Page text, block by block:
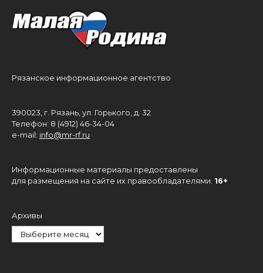
Рязанское информационное агентство
390023, г. Рязань, ул. Горького, д. 32
Телефон: 8 (4912) 46-34-04
e-mail: info@mr-rf.ru
Информационные материалы предоставлены
для размещения на сайте их правообладателями. 16+
Архивы